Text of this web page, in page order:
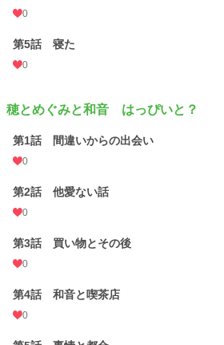
0
第5話 寝た
0
穂とめぐみと和音 はっぴいと？
第1話 間違いからの出会い
0
第2話 他愛ない話
0
第3話 買い物とその後
0
第4話 和音と喫茶店
0